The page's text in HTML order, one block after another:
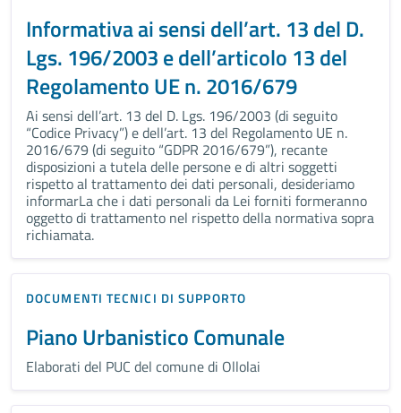
Informativa ai sensi dell’art. 13 del D.
Lgs. 196/2003 e dell’articolo 13 del
Regolamento UE n. 2016/679
Ai sensi dell’art. 13 del D. Lgs. 196/2003 (di seguito
“Codice Privacy”) e dell’art. 13 del Regolamento UE n.
2016/679 (di seguito “GDPR 2016/679”), recante
disposizioni a tutela delle persone e di altri soggetti
rispetto al trattamento dei dati personali, desideriamo
informarLa che i dati personali da Lei forniti formeranno
oggetto di trattamento nel rispetto della normativa sopra
richiamata.
DOCUMENTI TECNICI DI SUPPORTO
Piano Urbanistico Comunale
Elaborati del PUC del comune di Ollolai